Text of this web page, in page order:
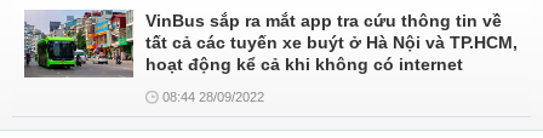
VinBus sắp ra mắt app tra cứu thông tin về
tất cả các tuyến xe buýt ở Hà Nội và TP.HCM,
hoạt động kể cả khi không có internet
08:44 28/09/2022